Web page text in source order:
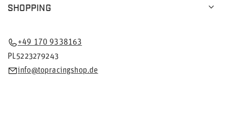
SHOPPING
+49 170 9338163
PL5223279243
info@topracingshop.de